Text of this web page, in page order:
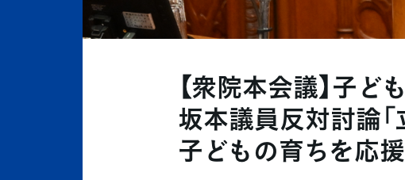
【衆院本会議】子ど
坂本議員反対討論
子どもの育ちを応援